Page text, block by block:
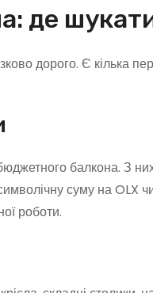
де
дорого. Є кілька
балкона. З
суму на OLX
роботи.